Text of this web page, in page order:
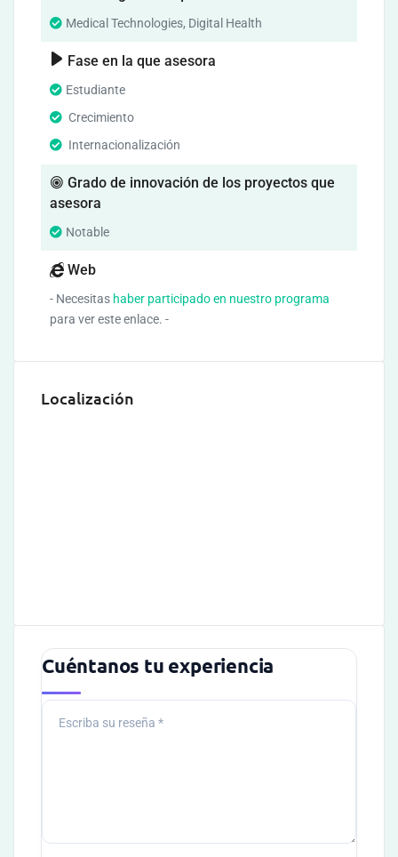
Medical Technologies, Digital Health
Fase en la que asesora
Estudiante
Crecimiento
Internacionalización
Grado de innovación de los proyectos que
asesora
Notable
Web
- Necesitas haber participado en nuestro programa
para ver este enlace. -
Localización
Cuéntanos tu experiencia